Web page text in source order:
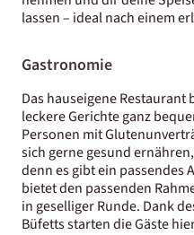
lassen – ideal nach einem
Gastronomie
Das hauseigene
leckere Gerichte ganz
Personen mit
sich gerne gesund
denn es gibt ein passendes
bietet den passenden
in geselliger Runde. Dank
Büfetts starten die Gäste